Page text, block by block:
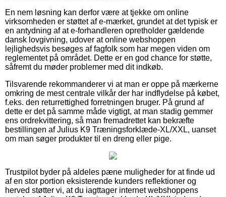
En nem løsning kan derfor være at tjekke om online
virksomheden er støttet af e-mærket, grundet at det typisk er
en antydning af at e-forhandleren opretholder gældende
dansk lovgivning, udover at online webshoppen
lejlighedsvis besøges af fagfolk som har megen viden om
reglementet på området. Dette er en god chance for støtte,
såfremt du møder problemer med dit indkøb.
Tilsvarende rekommanderer vi at man er oppe på mærkerne
omkring de mest centrale vilkår der har indflydelse på købet,
f.eks. den returrettighed forretningen bruger. På grund af
dette er det på samme måde vigtigt, at man stadig gemmer
ens ordrekvittering, så man fremadrettet kan bekræfte
bestillingen af Julius K9 Træningsforklæde-XL/XXL, uanset
om man søger produkter til en dreng eller pige.
Trustpilot byder på aldeles pæne muligheder for at finde ud
af en stor portion eksisterende kunders reflektioner og
herved støtter vi, at du iagttager internet webshoppens